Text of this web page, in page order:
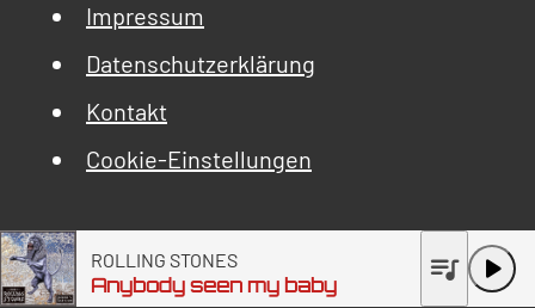
Impressum
Datenschutzerklärung
Kontakt
Cookie-Einstellungen
ROLLING STONES
Anybody seen my baby play_arrow
queue_music